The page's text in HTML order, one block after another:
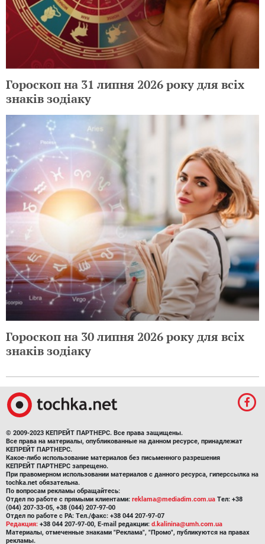
Гороскоп на 31 липня 2026 року для всіх
знаків зодіаку
Гороскоп на 30 липня 2026 року для всіх
знаків зодіаку
© 2009-2023 КЕПРЕЙТ ПАРТНЕРС. Все права защищены.
Все права на материалы, опубликованные на данном ресурсе, принадлежат
КЕПРЕЙТ ПАРТНЕРС.
Какое-либо использование материалов без письменного разрешения
КЕПРЕЙТ ПАРТНЕРС запрещено.
При правомерном использовании материалов с данного ресурса, гиперссылка на
tochka.net обязательна.
По вопросам рекламы обращайтесь:
Отдел по работе с прямыми клиентами: reklama@mediadim.com.ua Тел: +38
(044) 207-33-05, +38 (044) 207-97-00
Отдел по работе с РА: Тел./факс: +38 044 207-97-07
Редакция: +38 044 207-97-00, E-mail редакции: d.kalinina@umh.com.ua
Материалы, отмеченные знаками "Реклама", "Промо", публикуются на правах
рекламы.